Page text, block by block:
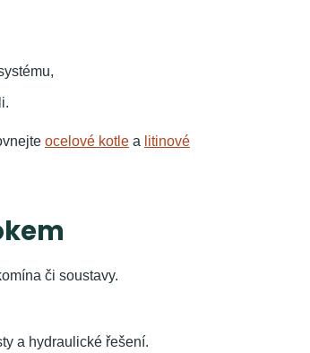
ocelové kotle a litinové
či soustavy.
a hydraulické řešení.